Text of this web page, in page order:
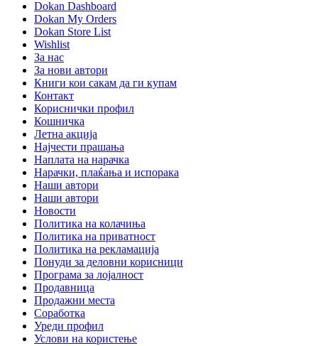
Dokan Dashboard
Dokan My Orders
Dokan Store List
Wishlist
За нас
За нови автори
Книги кои сакам да ги купам
Контакт
Кориснички профил
Кошничка
Летна акција
Најчести прашања
Наплата на нарачка
Нарачки, плаќања и испорака
Наши автори
Наши автори
Новости
Политика на колачиња
Политика на приватност
Политика на рекламација
Понуди за деловни корисници
Програма за лојалност
Продавница
Продажни места
Соработка
Уреди профил
Услови на користење